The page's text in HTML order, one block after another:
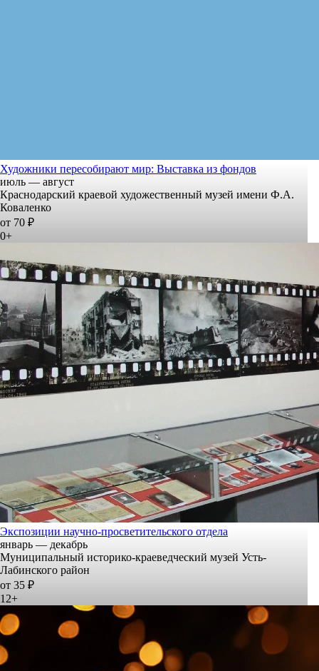
Художники пересобирают мир: Выставка из фондов
июль — август
Краснодарский краевой художественный музей имени Ф.А.
Коваленко
от 70 ₽
0+
Экспозиции научно-просветительского отдела
январь — декабрь
Муниципальный историко-краеведческий музей Усть-
Лабинского район
от 35 ₽
12+